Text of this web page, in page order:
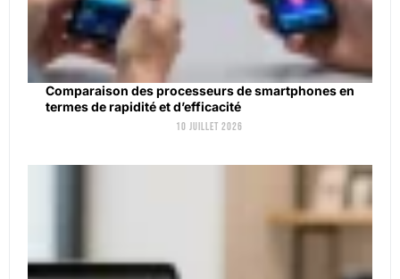
Comparaison des processeurs de smartphones en
termes de rapidité et d’efficacité
10 juillet 2026